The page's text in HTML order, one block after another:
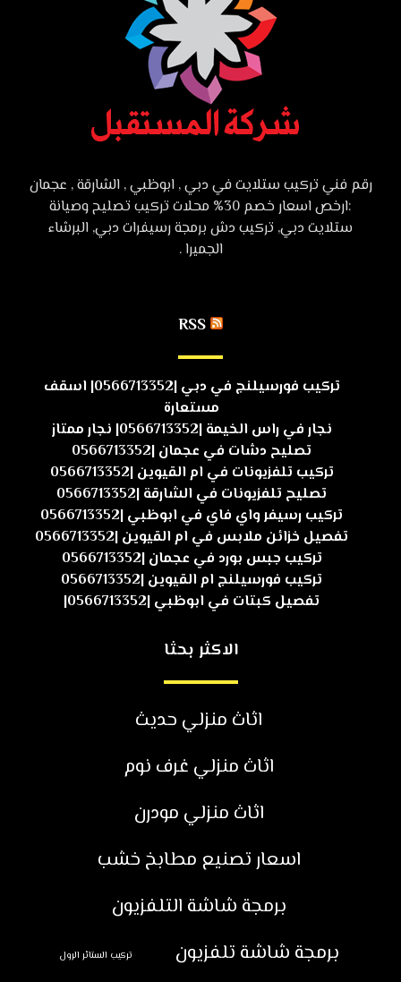
رقم فني تركيب ستلايت في دبي , ابوظبي , الشارقة , عجمان
:ارخص اسعار خصم 30% محلات تركيب تصليح وصيانة
ستلايت دبي, تركيب دش برمجة رسيفرات دبي, البرشاء
الجميرا .
RSS
تركيب فورسيلنج في دبي |0566713352| اسقف
مستعارة
نجار في راس الخيمة |0566713352| نجار ممتاز
تصليح دشات في عجمان |0566713352
تركيب تلفزيونات في ام القيوين |0566713352
تصليح تلفزيونات في الشارقة |0566713352
تركيب رسيفر واي فاي في ابوظبي |0566713352
تفصيل خزائن ملابس في ام القيوين |0566713352
تركيب جبس بورد في عجمان |0566713352
تركيب فورسيلنج ام القيوين |0566713352
تفصيل كبتات في ابوظبي |0566713352|
الاكثر بحثا
اثاث منزلي حديث
اثاث منزلي غرف نوم
اثاث منزلي مودرن
اسعار تصنيع مطابخ خشب
برمجة شاشة التلفزيون
برمجة شاشة تلفزيون
تركيب الستائر الرول